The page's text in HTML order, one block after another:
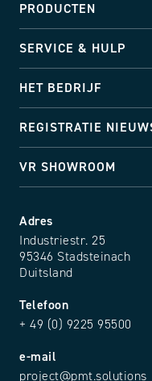
Adres
Industriestr. 25
95346 Stadsteinach
Duitsland
Telefoon
+ 49 (0) 9225 95500
e-mail
project@pmt.solutions
PRODUCTEN
SERVICE & HULP
HET BEDRIJF
REGISTRATIE
VR SHOWROOM